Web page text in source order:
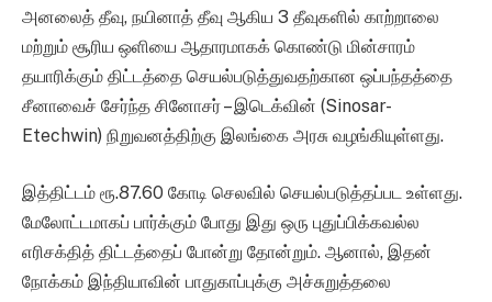
அனலைத் தீவு, நயினாத் தீவு ஆகிய 3 தீவுகளில் காற்றாலை
மற்றும் சூரிய ஒளியை ஆதாரமாகக் கொண்டு மின்சாரம்
தயாரிக்கும் திட்டத்தை செயல்படுத்துவதற்கான ஒப்பந்தத்தை
சீனாவைச் சேர்ந்த சினோசர் – இடெக்வின் (Sinosar-
Etechwin) நிறுவனத்திற்கு இலங்கை அரசு வழங்கியுள்ளது.
இத்திட்டம் ரூ.87.60 கோடி செலவில் செயல்படுத்தப்பட உள்ளது.
மேலோட்டமாகப் பார்க்கும் போது இது ஒரு புதுப்பிக்கவல்ல
எரிசக்தித் திட்டத்தைப் போன்று தோன்றும். ஆனால், இதன்
நோக்கம் இந்தியாவின் பாதுகாப்புக்கு அச்சுறுத்தலை